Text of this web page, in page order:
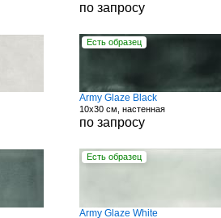
по запросу
Есть образец
Army Glaze Black
10x30 см, настенная
по запросу
Есть образец
Army Glaze White